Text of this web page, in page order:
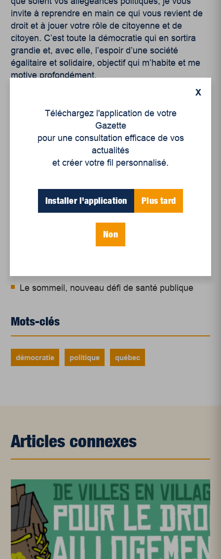
invite à reprendre en main ce qui vous revient de
droit et à jouer votre rôle de citoyenne et de
citoyen. C’est toute la démocratie qui en sortira
grandie et, avec elle, l’espoir d’une société
égalitaire et solidaire, objectif qui m’habite et me
motive profondément.
Articles récents
régionale
Le sommeil, nouveau défi de santé publique
Mots-clés
démocratie politique québec
Articles connexes
X
Téléchargez l'application de votre
Gazette
pour une consultation efficace de vos
actualités
et créer votre fil personnalisé.
Installer l'application Plus tard
Non